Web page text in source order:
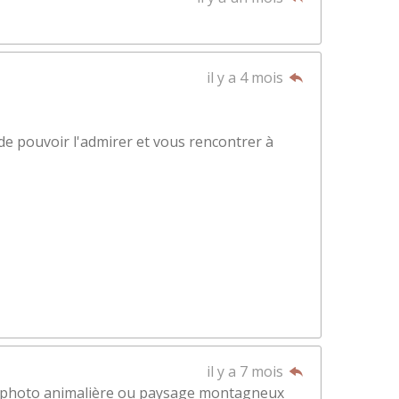
il y a 4 mois
pouvoir l'admirer et vous rencontrer à
il y a 7 mois
animalière ou paysage montagneux